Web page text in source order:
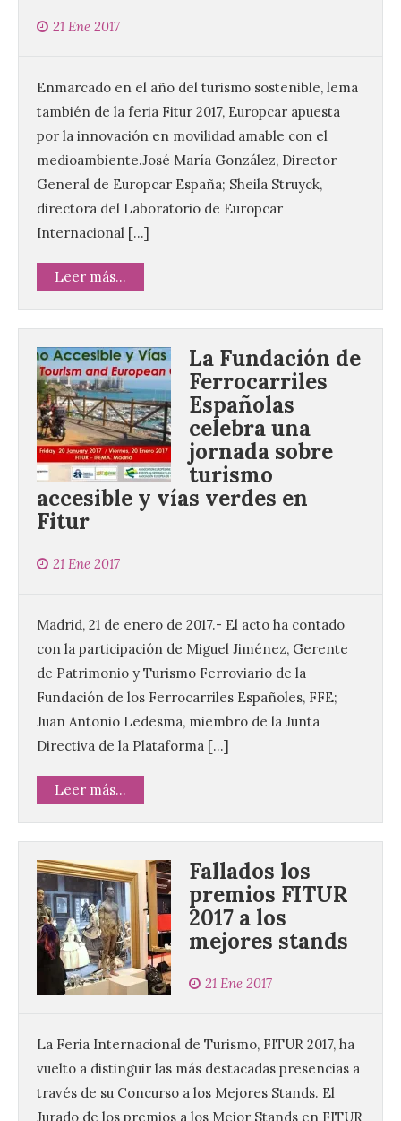
21 Ene 2017
Enmarcado en el año del turismo sostenible, lema
también de la feria Fitur 2017, Europcar apuesta
por la innovación en movilidad amable con el
medioambiente.José María González, Director
General de Europcar España; Sheila Struyck,
directora del Laboratorio de Europcar
Internacional […]
Leer más...
La Fundación de
Ferrocarriles
Españolas
celebra una
jornada sobre
turismo
accesible y vías verdes en
Fitur
21 Ene 2017
Madrid, 21 de enero de 2017.- El acto ha contado
con la participación de Miguel Jiménez, Gerente
de Patrimonio y Turismo Ferroviario de la
Fundación de los Ferrocarriles Españoles, FFE;
Juan Antonio Ledesma, miembro de la Junta
Directiva de la Plataforma […]
Leer más...
Fallados los
premios FITUR
2017 a los
mejores stands
21 Ene 2017
La Feria Internacional de Turismo, FITUR 2017, ha
vuelto a distinguir las más destacadas presencias a
través de su Concurso a los Mejores Stands. El
Jurado de los premios a los Mejor Stands en FITUR